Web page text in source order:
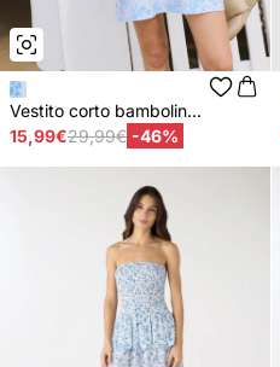
Vestito corto bambolin...
15,99€29,99€ -46%